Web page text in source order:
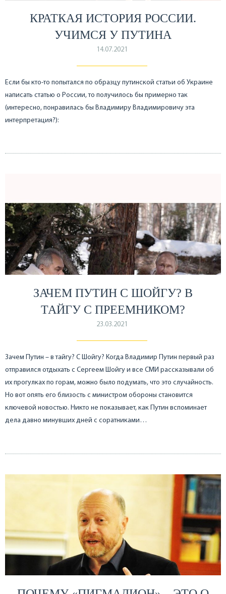
КРАТКАЯ ИСТОРИЯ РОССИИ.
УЧИМСЯ У ПУТИНА
14.07.2021
Если бы кто-то попытался по образцу путинской статьи об Украине
написать статью о России, то получилось бы примерно так
(интересно, понравилась бы Владимиру Владимировичу эта
интерпретация?):
ЗАЧЕМ ПУТИН С ШОЙГУ? В
ТАЙГУ С ПРЕЕМНИКОМ?
23.03.2021
Зачем Путин – в тайгу? С Шойгу? Когда Владимир Путин первый раз
отправился отдыхать с Сергеем Шойгу и все СМИ рассказывали об
их прогулках по горам, можно было подумать, что это случайность.
Но вот опять его близость с министром обороны становится
ключевой новостью. Никто не показывает, как Путин вспоминает
дела давно минувших дней с соратниками…